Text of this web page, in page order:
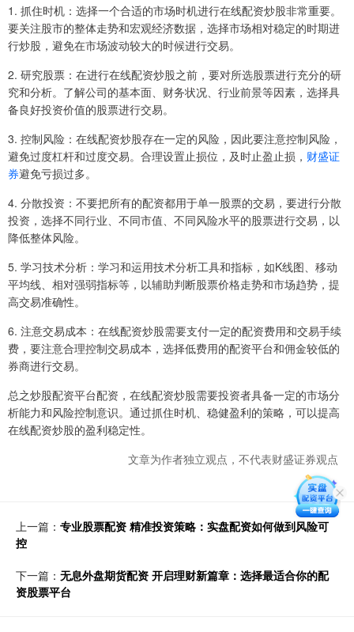
1. 抓住时机：选择一个合适的市场时机进行在线配资炒股非常重要。
要关注股市的整体走势和宏观经济数据，选择市场相对稳定的时期进
行炒股，避免在市场波动较大的时候进行交易。
2. 研究股票：在进行在线配资炒股之前，要对所选股票进行充分的研
究和分析。了解公司的基本面、财务状况、行业前景等因素，选择具
备良好投资价值的股票进行交易。
3. 控制风险：在线配资炒股存在一定的风险，因此要注意控制风险，
避免过度杠杆和过度交易。合理设置止损位，及时止盈止损， 财盛证
券避免亏损过多。
4. 分散投资：不要把所有的配资都用于单一股票的交易，要进行分散
投资，选择不同行业、不同市值、不同风险水平的股票进行交易，以
降低整体风险。
5. 学习技术分析：学习和运用技术分析工具和指标，如K线图、移动
平均线、相对强弱指标等，以辅助判断股票价格走势和市场趋势，提
高交易准确性。
6. 注意交易成本：在线配资炒股需要支付一定的配资费用和交易手续
费，要注意合理控制交易成本，选择低费用的配资平台和佣金较低的
券商进行交易。
总之炒股配资平台配资，在线配资炒股需要投资者具备一定的市场分
析能力和风险控制意识。通过抓住时机、稳健盈利的策略，可以提高
在线配资炒股的盈利稳定性。
文章为作者独立观点，不代表财盛证券观点
上一篇： 专业股票配资 精准投资策略：实盘配资如何做到风险可
控
下一篇： 无息外盘期货配资 开启理财新篇章：选择最适合你的配
资股票平台